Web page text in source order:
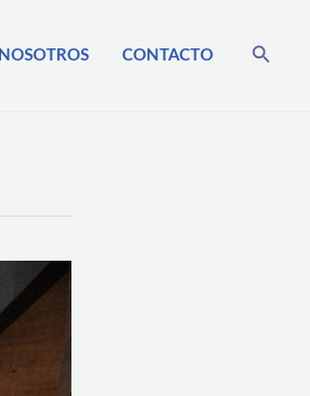
NOSOTROS CONTACTO Buscar